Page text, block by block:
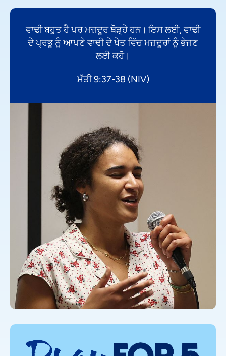
ਵਾਢੀ ਬਹੁਤ ਹੈ ਪਰ ਮਜ਼ਦੂਰ ਥੋੜ੍ਹੇ ਹਨ। ਇਸ ਲਈ, ਵਾਢੀ
ਦੇ ਪ੍ਰਭੂ ਨੂੰ ਆਪਣੇ ਵਾਢੀ ਦੇ ਖੇਤ ਵਿੱਚ ਮਜ਼ਦੂਰਾਂ ਨੂੰ ਭੇਜਣ
ਲਈ ਕਹੋ।
ਮੱਤੀ 9:37-38 (NIV)